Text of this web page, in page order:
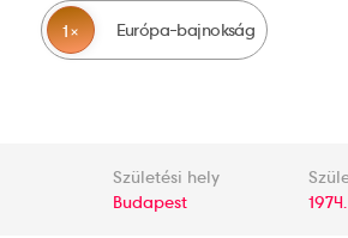
1 Európa-bajnokság
Születési hely
Budapest